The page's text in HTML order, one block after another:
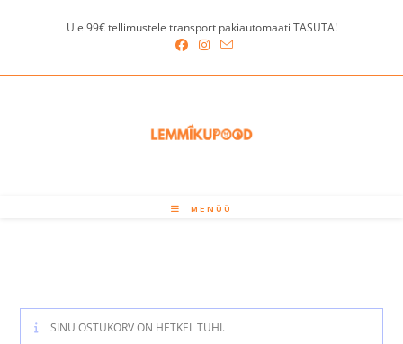
Üle 99€ tellimustele transport pakiautomaati TASUTA!
MENÜÜ
SINU OSTUKORV ON HETKEL TÜHI.